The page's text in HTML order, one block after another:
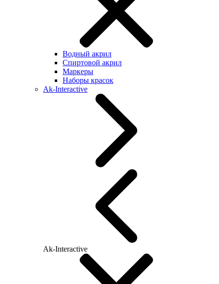
Водный акрил
Спиртовой акрил
Маркеры
Наборы красок
Ak-Interactive
Ak-Interactive